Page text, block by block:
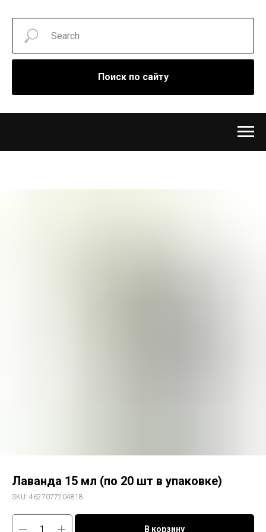
Поиск по сайту
Лаванда 15 мл (по 20 шт в упаковке)
SKU: 4627077204818
В корзину